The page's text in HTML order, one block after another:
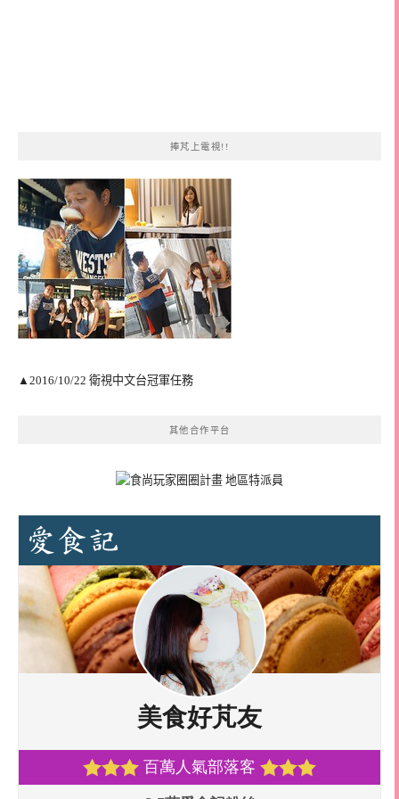
捧芃上電視!!
▲2016/10/22 衛視中文台冠軍任務
其他合作平台